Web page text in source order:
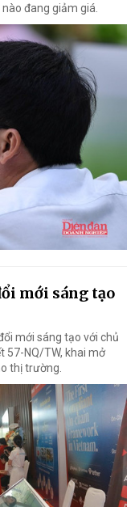
đang giảm giá.
mới sáng tạo
mới sáng tạo với chủ
57-NQ/TW, khai mở
thị trường.